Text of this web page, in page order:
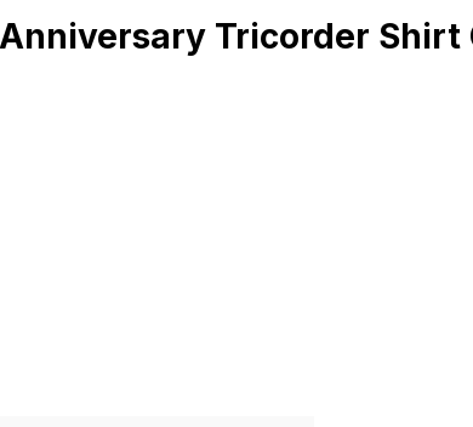
Tricorder Shirt